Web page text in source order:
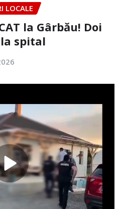
LOCALE
la Gârbău! Doi
spital